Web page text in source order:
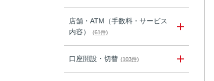
店舗・ATM（手数料・サービス
内容）
(61件)
口座開設・切替 (103件)